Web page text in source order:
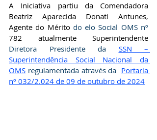
A Iniciativa partiu da Comendadora
Beatriz Aparecida Donati Antunes,
Agente do Mérito
Diretora Presidente da SSN –
Superintendência Social Nacional da
OMS regulamentada através da Portaria
nº 032/2.024 de 09 de outubro de 2024